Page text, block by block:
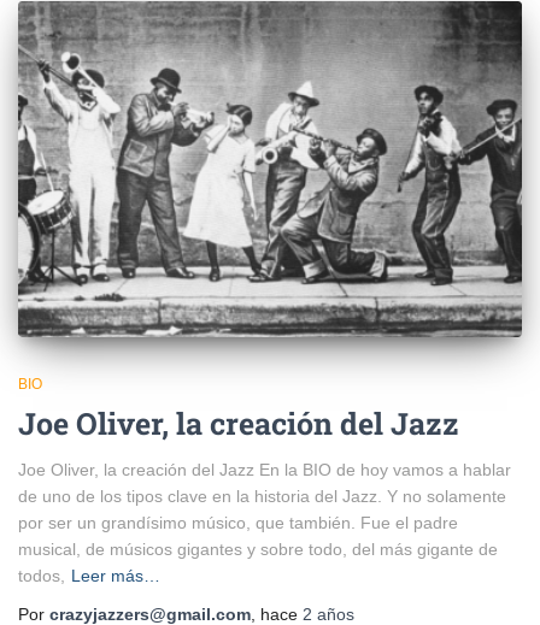
BIO
Joe Oliver, la creación del Jazz
Joe Oliver, la creación del Jazz En la BIO de hoy vamos a hablar
de uno de los tipos clave en la historia del Jazz. Y no solamente
por ser un grandísimo músico, que también. Fue el padre
musical, de músicos gigantes y sobre todo, del más gigante de
todos,
Leer más…
Por crazyjazzers@gmail.com , hace 2 años